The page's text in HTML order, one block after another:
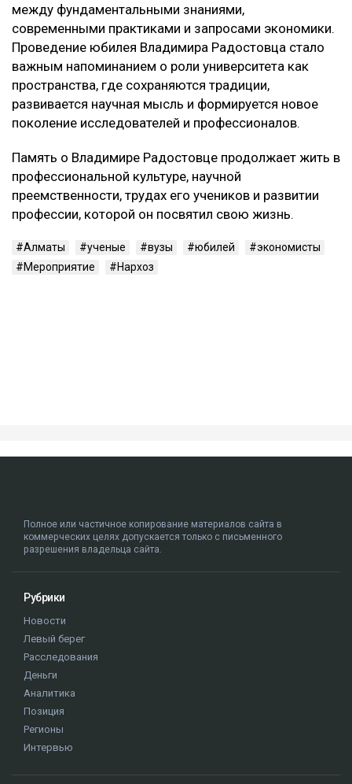
между фундаментальными знаниями,
современными практиками и запросами экономики.
Проведение юбилея Владимира Радостовца стало
важным напоминанием о роли университета как
пространства, где сохраняются традиции,
развивается научная мысль и формируется новое
поколение исследователей и профессионалов.
Память о Владимире Радостовце продолжает жить в
профессиональной культуре, научной
преемственности, трудах его учеников и развитии
профессии, которой он посвятил свою жизнь.
Алматы ученые вузы юбилей
экономисты
Мероприятие
Нархоз
Полное или частичное копирование материалов сайта в
коммерческих целях допускается только с письменного
разрешения владельца сайта.
Рубрики
Новости
Левый берег
Расследования
Деньги
Аналитика
Позиция
Регионы
Интервью